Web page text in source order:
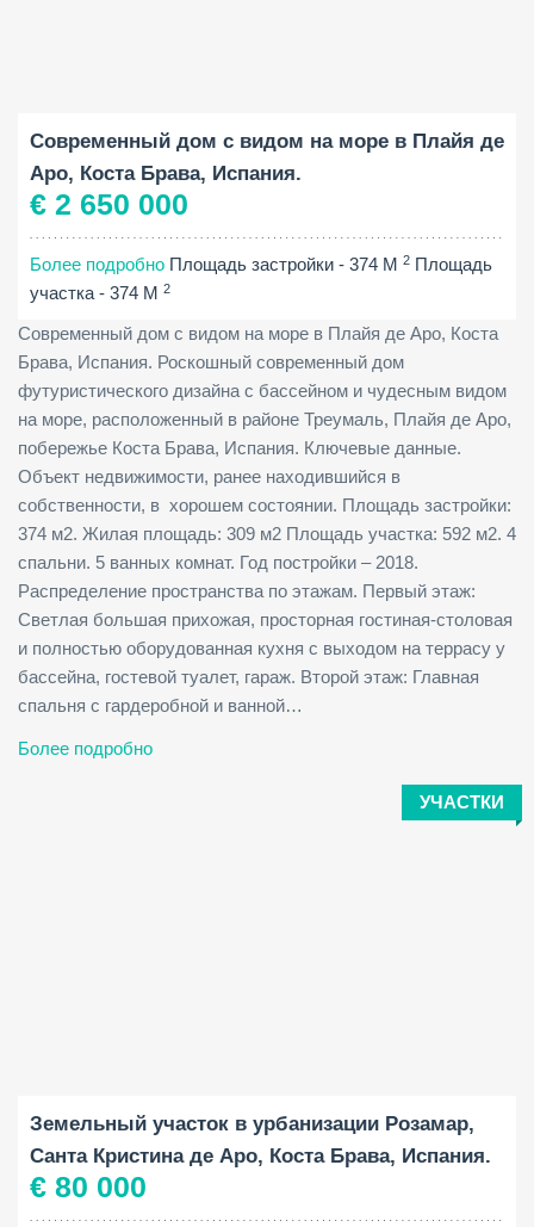
Современный дом с видом на море в Плайя де
Аро, Коста Брава, Испания.
€ 2 650 000
Более подробно Площадь застройки - 374 M 2 Площадь
участка - 374 M 2
Современный дом с видом на море в Плайя де Аро, Коста
Брава, Испания. Роскошный современный дом
футуристического дизайна с бассейном и чудесным видом
на море, расположенный в районе Треумаль, Плайя де Аро,
побережье Коста Брава, Испания. Ключевые данные.
Объект недвижимости, ранее находившийся в
собственности, в хорошем состоянии. Площадь застройки:
374 м2. Жилая площадь: 309 м2 Площадь участка: 592 м2. 4
спальни. 5 ванных комнат. Год постройки – 2018.
Распределение пространства по этажам. Первый этаж:
Светлая большая прихожая, просторная гостиная-столовая
и полностью оборудованная кухня с выходом на террасу у
бассейна, гостевой туалет, гараж. Второй этаж: Главная
спальня с гардеробной и ванной…
Более подробно
УЧАСТКИ
Земельный участок в урбанизации Розамар,
Санта Кристина де Аро, Коста Брава, Испания.
€ 80 000